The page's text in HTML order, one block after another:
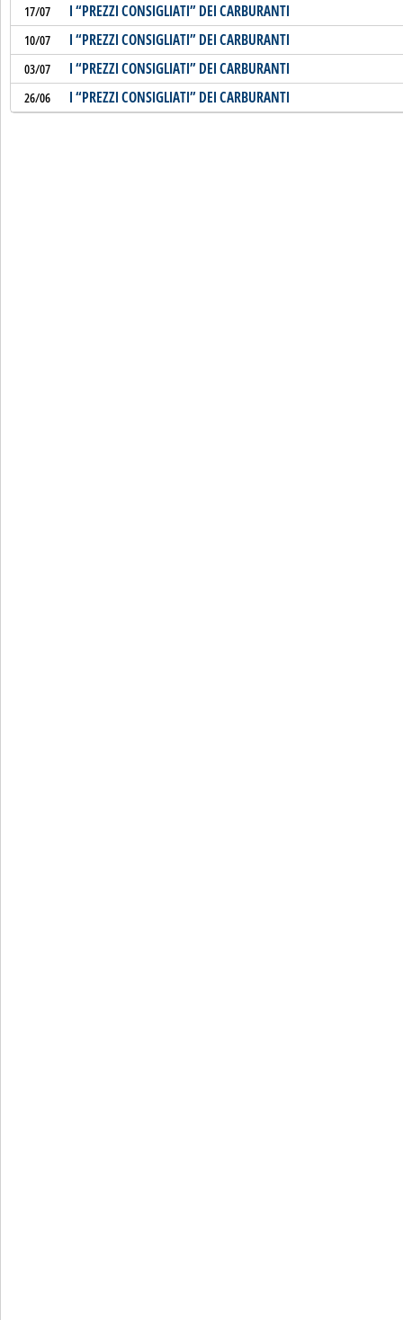
17/07 I “PREZZI CONSIGLIATI” DEI CARBURANTI
10/07 I “PREZZI CONSIGLIATI” DEI CARBURANTI
03/07 I “PREZZI CONSIGLIATI” DEI CARBURANTI
26/06 I “PREZZI CONSIGLIATI” DEI CARBURANTI